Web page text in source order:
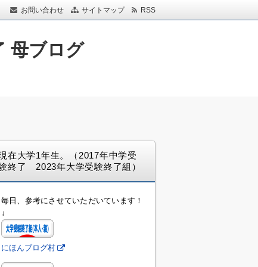
お問い合わせ サイトマップ RSS
母ブログ
在大学1年生。（2017年中学受
終了 2023年大学受験終了組）
毎日、参考にさせていただいています！
↓
にほんブログ村